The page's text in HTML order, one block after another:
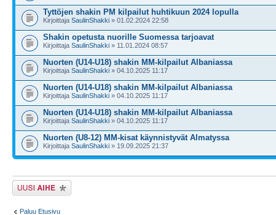
Tyttöjen shakin PM kilpailut huhtikuun 2024 lopulla
Kirjoittaja SaulinShakki » 01.02.2024 22:58
Shakin opetusta nuorille Suomessa tarjoavat
Kirjoittaja SaulinShakki » 11.01.2024 08:57
Nuorten (U14-U18) shakin MM-kilpailut Albaniassa
Kirjoittaja SaulinShakki » 04.10.2025 11:17
Nuorten (U14-U18) shakin MM-kilpailut Albaniassa
Kirjoittaja SaulinShakki » 04.10.2025 11:17
Nuorten (U14-U18) shakin MM-kilpailut Albaniassa
Kirjoittaja SaulinShakki » 04.10.2025 11:17
Nuorten (U8-12) MM-kisat käynnistyvät Almatyssa
Kirjoittaja SaulinShakki » 19.09.2025 21:37
Lähetä uusi viesti
Paluu Etusivu